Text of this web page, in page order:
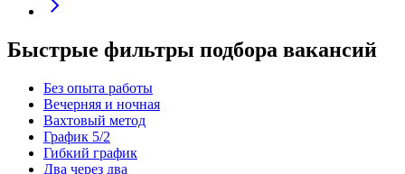
Быстрые фильтры подбора вакансий
Без опыта работы
Вечерняя и ночная
Вахтовый метод
График 5/2
Гибкий график
Два через два